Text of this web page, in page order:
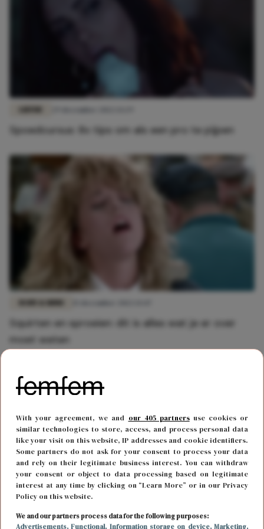
With your agreement, we and our 405 partnersuse cookies or
similar technologies to store, access, and process personal data
like your visit on this website, IP addresses and cookie identifiers.
Some partners do not ask for your consent to process your data
and rely on their legitimate business interest. You can withdraw
your consent or object to data processing based on legitimate
interest at any time by clicking on “Learn More” or in our Privacy
Policy on this website.
We and our partners process data for the following purposes:
Advertisements, Functional, Information storage on device, Marketing,
Spoedcursus: 8x tips om als een pro te pijpen
Squirten en sproeien: dit is alles wat je er over
moet weten
LIEFDE 9 augustus 2022 17:06